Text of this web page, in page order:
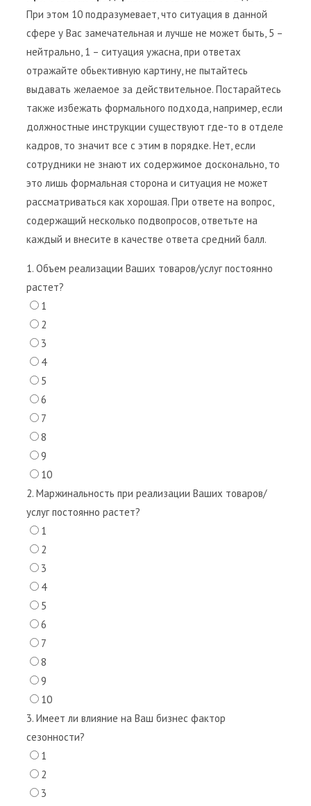
При этом 10 подразумевает, что ситуация в данной
сфере у Вас замечательная и лучше не может быть, 5 –
нейтрально, 1 – ситуация ужасна, при ответах
отражайте обьективную картину, не пытайтесь
выдавать желаемое за действительное. Постарайтесь
также избежать формального подхода, например, если
должностные инструкции существуют где-то в отделе
кадров, то значит все с этим в порядке. Нет, если
сотрудники не знают их содержимое досконально, то
это лишь формальная сторона и ситуация не может
рассматриваться как хорошая. При ответе на вопрос,
содержащий несколько подвопросов, ответьте на
каждый и внесите в качестве ответа средний балл.
1. Объем реализации Ваших товаров/услуг постоянно
растет?
1
2
3
4
5
6
7
8
9
10
2. Маржинальность при реализации Ваших товаров/
услуг постоянно растет?
1
2
3
4
5
6
7
8
9
10
3. Имеет ли влияние на Ваш бизнес фактор
сезонности?
1
2
3